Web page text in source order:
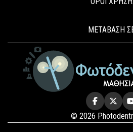
ΜΕΤΑΒΑΣΗ
© 2026